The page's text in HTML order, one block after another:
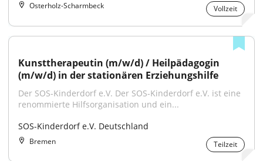
Osterholz-Scharmbeck Vollzeit
Kunsttherapeutin (m/w/d) / Heilpädagogin
(m/w/d) in der stationären Erziehungshilfe
Der SOS-Kinderdorf e.V. Der SOS-Kinderdorf e.V. ist eine
renommierte Hilfsorganisation und ein...
SOS-Kinderdorf e.V. Deutschland
Bremen Teilzeit